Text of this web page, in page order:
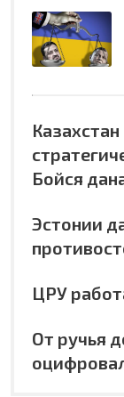
Бойся
Эстонии
ЦРУ
От ручья